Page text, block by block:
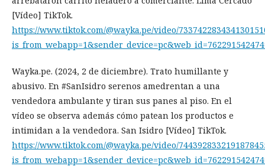
[Vídeo] TikTok.
https://www.tiktok.com/@wayka.pe/video/
Wayka.pe. (2024, 2 de diciembre). Trato humillante y
abusivo. En #SanIsidro serenos amedrentan a una
vendedora ambulante y tiran sus panes al piso. En el
vídeo se observa además cómo patean los productos e
intimidan a la vendedora. San Isidro [Vídeo] TikTok.
https://www.tiktok.com/@wayka.pe/video/